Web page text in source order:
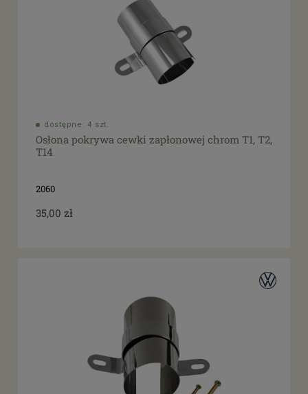
dostępne: 4 szt.
Osłona pokrywa cewki zapłonowej chrom T1, T2,
T14
2060
35,00 zł